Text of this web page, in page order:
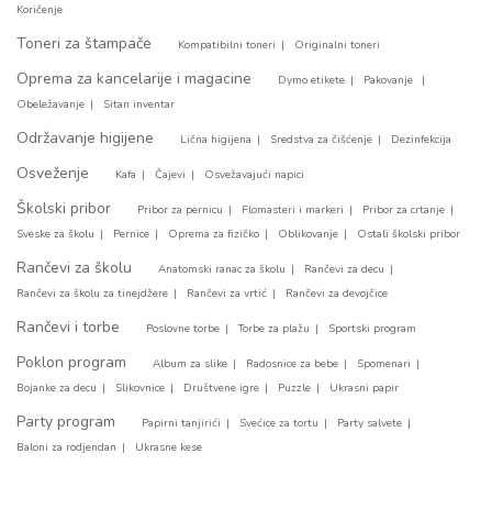
Koričenje
Toneri za štampače Kompatibilni toneri Originalni toneri
Oprema za kancelarije i magacine Dymo etikete
Pakovanje
Obeležavanje
Sitan inventar
Održavanje higijene Lična higijena Sredstva za čišćenje Dezinfekcija
Osveženje Kafa Čajevi Osvežavajući napici
Školski pribor Pribor za pernicu Flomasteri i markeri
Pribor za crtanje
Sveske za školu
Pernice Oprema za fizičko Oblikovanje Ostali školski pribor
Rančevi za školu Anatomski ranac za školu
Rančevi za decu
Rančevi za školu za tinejdžere
Rančevi za vrtić Rančevi za devojčice
Rančevi i torbe Poslovne torbe Torbe za plažu Sportski program
Poklon program Album za slike Radosnice za bebe
Spomenari
Bojanke za decu
Slikovnice Društvene igre Puzzle Ukrasni papir
Party program Papirni tanjirići Svećice za tortu
Party salvete
Baloni za rodjendan
Ukrasne kese